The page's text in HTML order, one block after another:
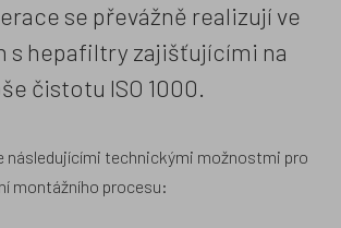
se převážně realizují ve
s hepafiltry zajišťujícími na
čistotu ISO 1000.
následujícími technickými možnostmi pro
montážního procesu: